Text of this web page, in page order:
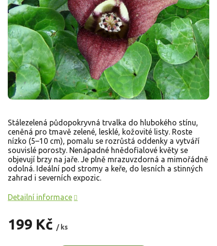
199 Kč / ks
Stálezelená půdopokryvná trvalka do hlubokého stínu,
ceněná pro tmavě zelené, lesklé, kožovité listy. Roste
nízko (5–10 cm), pomalu se rozrůstá oddenky a vytváří
souvislé porosty. Nenápadné hnědofialové květy se
objevují brzy na jaře. Je plně mrazuvzdorná a mimořádně
odolná. Ideální pod stromy a keře, do lesních a stinných
zahrad i severních expozic.
Detailní informace